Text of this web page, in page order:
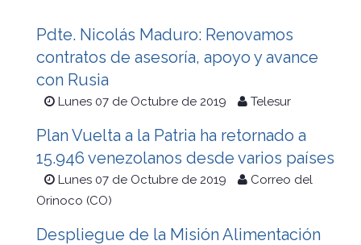
Pdte. Nicolás Maduro: Renovamos
contratos de asesoría, apoyo y avance
con Rusia
Lunes 07 de Octubre de 2019 Telesur
Plan Vuelta a la Patria ha retornado a
15.946 venezolanos desde varios países
Lunes 07 de Octubre de 2019
Correo del
Orinoco (CO)
Despliegue de la Misión Alimentación